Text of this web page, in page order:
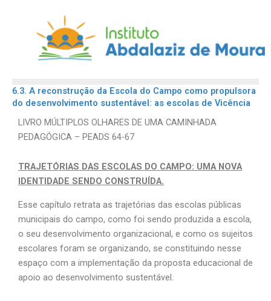
6.3. A reconstrução da Escola do Campo como propulsora
do desenvolvimento sustentável: as escolas de Vicência
LIVRO MÚLTIPLOS OLHARES DE UMA CAMINHADA
PEDAGÓGICA – PEADS 64-67
TRAJETÓRIAS DAS ESCOLAS DO CAMPO: UMA NOVA
IDENTIDADE SENDO CONSTRUÍDA.
Esse capítulo retrata as trajetórias das escolas públicas
municipais do campo, como foi sendo produzida a escola,
o seu desenvolvimento organizacional, e como os sujeitos
escolares foram se organizando, se constituindo nesse
espaço com a implementação da proposta educacional de
apoio ao desenvolvimento sustentável.